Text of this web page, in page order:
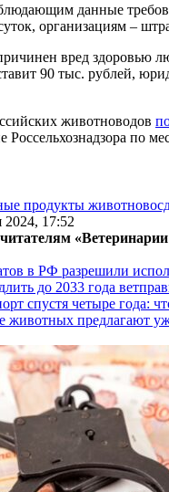
данные
организациям –
вред здоровью
90 тыс. рублей,
животноводов
Россельхознадзора по
продукты
2024, 17:52
в РФ разрешили
до 2033 года
спустя четыре года:
предлагают